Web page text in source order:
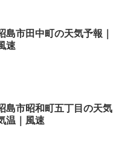
島市田中町の天気予報｜
速
島市昭和町五丁目の天気
温｜風速